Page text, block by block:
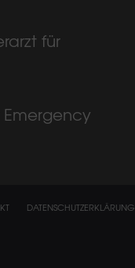
für
DATENSCHUTZERKLÄRUNG